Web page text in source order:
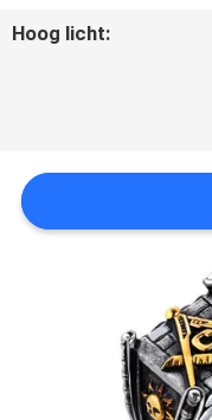
Hoog licht: